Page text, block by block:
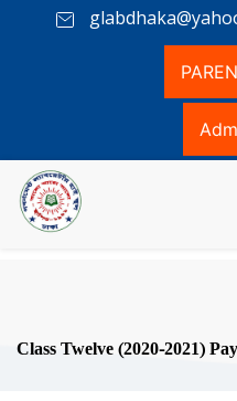
Class Twelve (2020-2021)